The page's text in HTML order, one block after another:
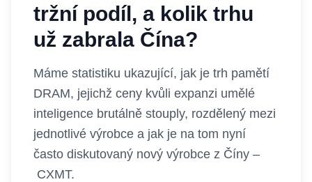
tržní podíl, a kolik trhu
už zabrala Čína?
Máme statistiku ukazující, jak je trh pamětí
DRAM, jejichž ceny kvůli expanzi umělé
inteligence brutálně stouply, rozdělený mezi
jednotlivé výrobce a jak je na tom nyní
často diskutovaný nový výrobce z Číny –
CXMT.